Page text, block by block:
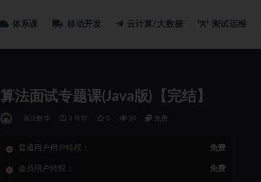
体系课 移动开发 云计算/大数据 测试运维
算法面试专题课(Java版)【完结】
算法数学 3 年前 0 24 免费
普通用户用户特权： 免费
会员用户特权： 免费